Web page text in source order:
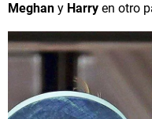
Meghany Harryen otro